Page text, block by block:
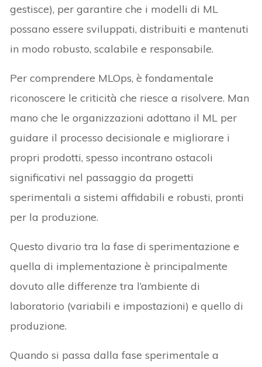
gestisce), per garantire che i modelli di ML
possano essere sviluppati, distribuiti e mantenuti
in modo robusto, scalabile e responsabile.
Per comprendere MLOps, è fondamentale
riconoscere le criticità che riesce a risolvere. Man
mano che le organizzazioni adottano il ML per
guidare il processo decisionale e migliorare i
propri prodotti, spesso incontrano ostacoli
significativi nel passaggio da progetti
sperimentali a sistemi affidabili e robusti, pronti
per la produzione.
Questo divario tra la fase di sperimentazione e
quella di implementazione è principalmente
dovuto alle differenze tra l’ambiente di
laboratorio (variabili e impostazioni) e quello di
produzione.
Quando si passa dalla fase sperimentale a